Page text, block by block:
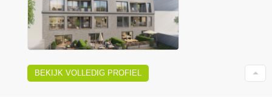
BEKIJK VOLLEDIG PROFIEL